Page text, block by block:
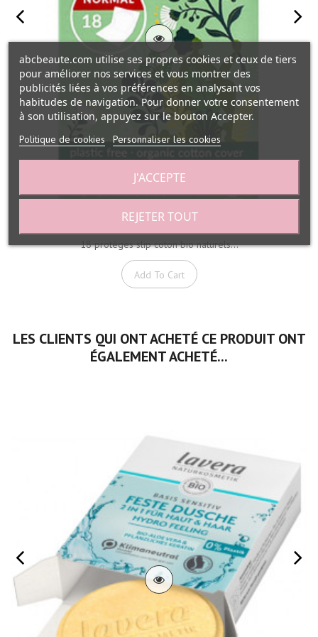
18 protèges slip coton bio naturels...
Add To Cart
LES CLIENTS QUI ONT ACHETÉ CE PRODUIT ONT
ÉGALEMENT ACHETÉ...
abcbeaute.com utilise ses propres cookies et ceux de tiers
pour améliorer nos services et vous montrer des
publicités liées à vos préférences en analysant vos
habitudes de navigation. Pour donner votre consentement
à son utilisation, appuyez sur le bouton Accepter.
Politique de cookies Personnaliser les cookies
REJETER TOUT
J'ACCEPTE